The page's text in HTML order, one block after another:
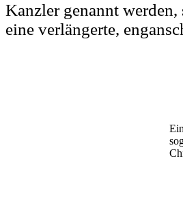
Kanzler genannt
eine verlängerte,